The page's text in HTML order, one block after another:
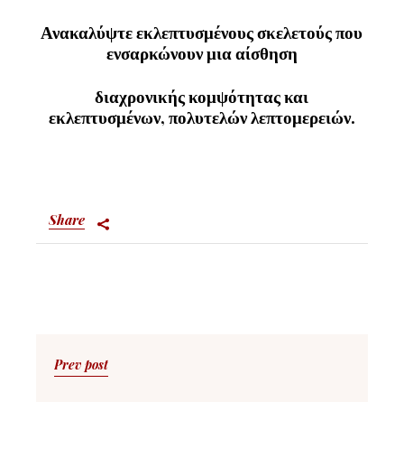
Ανακαλύψτε εκλεπτυσμένους σκελετούς που
ενσαρκώνουν μια αίσθηση
διαχρονικής κομψότητας και
εκλεπτυσμένων, πολυτελών λεπτομερειών.
Share
Prev post